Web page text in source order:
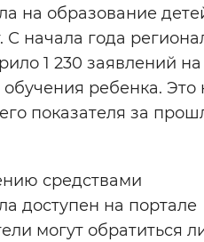
на образование
начала года
1 230 заявлений на
ребенка. Это
показателя за
средствами
доступен на портале
могут обратиться